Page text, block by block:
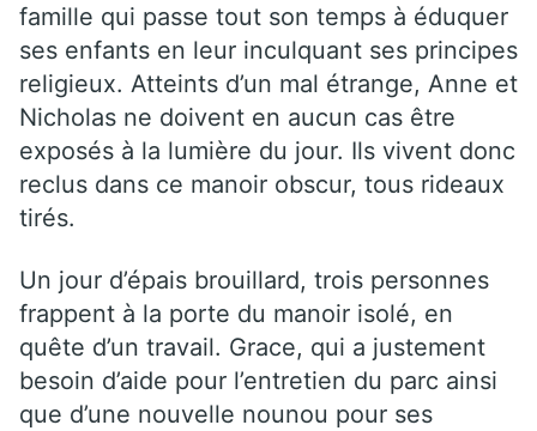
famille qui passe tout son temps à éduquer
ses enfants en leur inculquant ses principes
religieux. Atteints d’un mal étrange, Anne et
Nicholas ne doivent en aucun cas être
exposés à la lumière du jour. Ils vivent donc
reclus dans ce manoir obscur, tous rideaux
tirés.
Un jour d’épais brouillard, trois personnes
frappent à la porte du manoir isolé, en
quête d’un travail. Grace, qui a justement
besoin d’aide pour l’entretien du parc ainsi
que d’une nouvelle nounou pour ses